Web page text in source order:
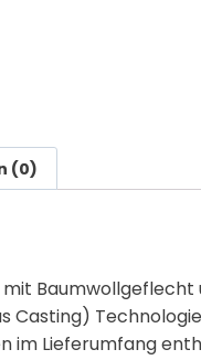
(0)
Casting)
im Lieferumfang